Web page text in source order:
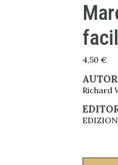
4,50 €
Richard